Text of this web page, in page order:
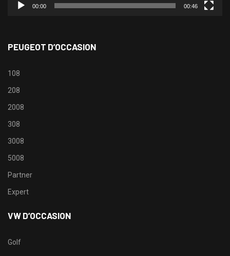
00:00 00:46
PEUGEOT D’OCCASION
108
208
2008
308
3008
5008
Partner
Expert
VW D’OCCASION
Golf